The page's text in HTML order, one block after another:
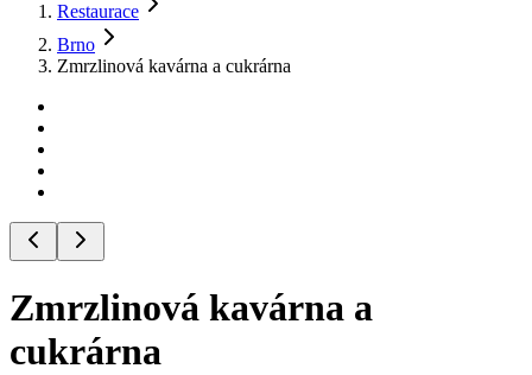
Restaurace
Brno
Zmrzlinová kavárna a cukrárna
Zmrzlinová kavárna a
cukrárna